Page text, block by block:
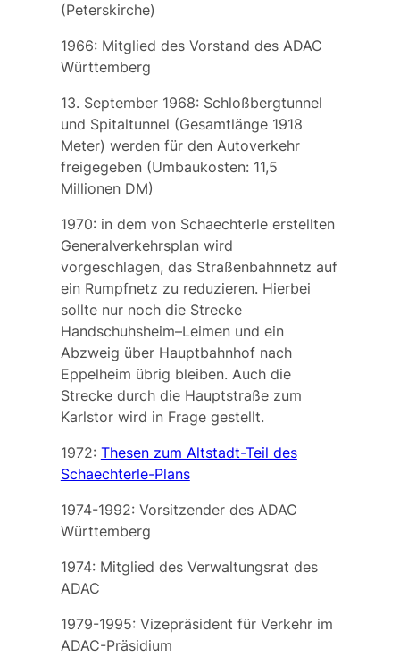
(Peterskirche)
1966: Mitglied des Vorstand des ADAC
Württemberg
13. September 1968: Schloßbergtunnel
und Spitaltunnel (Gesamtlänge 1918
Meter) werden für den Autoverkehr
freigegeben (Umbaukosten: 11,5
Millionen DM)
1970: in dem von Schaechterle erstellten
Generalverkehrsplanwird
vorgeschlagen, das Straßenbahnnetz auf
ein Rumpfnetz zu reduzieren. Hierbei
sollte nur noch die Strecke
Handschuhsheim–Leimen und ein
Abzweig über Hauptbahnhof nach
Eppelheim übrig bleiben. Auch die
Strecke durch die Hauptstraße zum
Karlstor wird in Frage gestellt.
1972: Thesen zum Altstadt-Teil des
Schaechterle-Plans
1974-1992: Vorsitzender des ADAC
Württemberg
1974: Mitglied des Verwaltungsrat des
ADAC
1979-1995: Vizepräsident für Verkehr im
ADAC-Präsidium